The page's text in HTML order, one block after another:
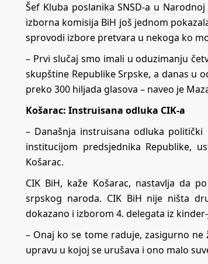
Šef Kluba poslanika SNSD-a u
izborna komisija BiH još jednom
sprovodi izbore pretvara u nekoga ko
– Prvi slučaj smo imali u oduzimanju
skupštine Republike Srpske, a danas u
preko 300 hiljada glasova – naveo je
Košarac: Instruisana odluka CIK-a
– Današnja instruisana odluka
institucijom predsjednika Republike,
Košarac.
CIK BiH, kaže Košarac, nastavlja da
srpskog naroda. CIK BiH nije ništa
dokazano i izborom 4. delegata iz
– Onaj ko se tome raduje, zasigurno
upravu u kojoj se urušava i ono malo